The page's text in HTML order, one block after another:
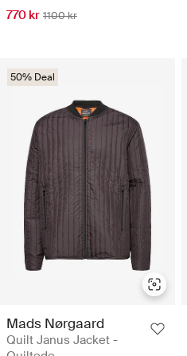
770 kr 1100 kr
50% Deal
Mads Nørgaard
Quilt Janus Jacket -